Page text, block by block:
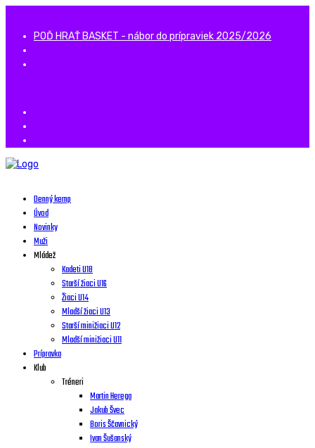
POĎ HRAŤ BASKET - nábor do prípraviek 2025/2026
Denný kemp
Úvod
Novinky
Muži
Mládež
Kadeti U18
Starší žiaci U16
Žiaci U14
Mladší žiaci U13
Starší minižiaci U12
Mladší minižiaci U11
Prípravka
Klub
Tréneri
Martin Herega
Jakub Švec
Boris Ščavnický
Ivan Šušanský